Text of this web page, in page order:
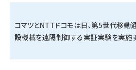
大串 (223)
aitras (186)
タンデム (150)
コマツとNTTドコモは日、第5世代移動
設機械を遠隔制御する実証実験を実施